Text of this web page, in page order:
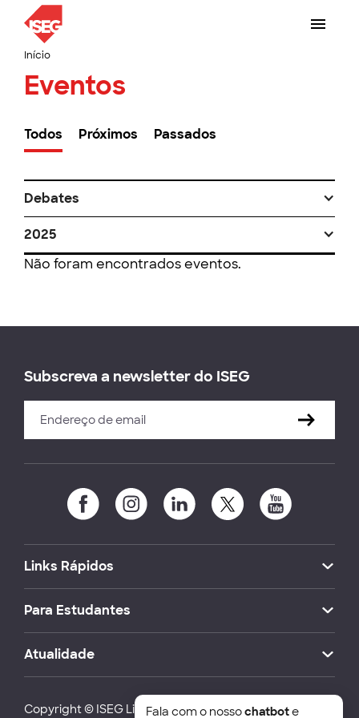
Início
Eventos
Todos Próximos Passados
Debates
2025
Não foram encontrados eventos.
Subscreva a newsletter do ISEG
Links Rápidos
Para Estudantes
Atualidade
Copyright © ISEG Lisbon School of Economics and
Fala com o nossochatbote